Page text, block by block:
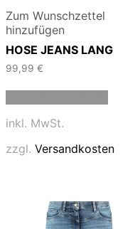
Zum Wunschzettel
hinzufügen
HOSE JEANS LANG
99,99 €
auf.
können
auf
inkl. MwSt.
zzgl. Versandkosten